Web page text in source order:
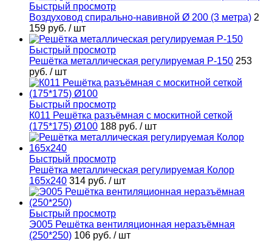
Быстрый просмотр
Воздуховод спирально-навивной Ø 200 (3 метра) 2
159 руб. / шт
Быстрый просмотр
Решётка металлическая регулируемая Р-150 253
руб. / шт
Быстрый просмотр
К011 Решётка разъёмная с москитной сеткой
(175*175) Ø100 188 руб. / шт
Быстрый просмотр
Решётка металлическая регулируемая Колор
165х240 314 руб. / шт
Быстрый просмотр
Э005 Решётка вентиляционная неразъёмная
(250*250) 106 руб. / шт